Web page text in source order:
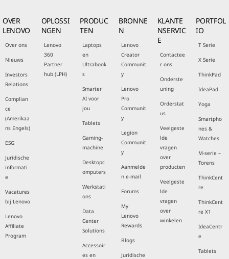
OVER
LENOVO
Over ons
Nieuws
Investors
Relations
Complian
ce
(Amerikaa
ns Engels)
ESG
Juridische
informati
e
Vacatures
bij Lenovo
Lenovo
Affiliate
Program
OPLOSSI
NGEN
Lenovo
360
Partner
hub (LPH)
PRODUC
TEN
Laptops
en
Ultrabook
s
Smarter
AI voor
jou
Tablets
Gaming-
machine
Desktopc
omputers
Werkstati
ons
Data
Center
Solutions
Accessoir
es en
BRONNE
N
Lenovo
Creator
Communit
y
Lenovo
Pro
Communit
y
Legion
Communit
y
Aanmelde
n e-mail
Forums
My
Lenovo
Rewards
Blogs
Juridische
KLANTE
NSERVIC
E
Contactee
r ons
Onderste
uning
Orderstat
us
Veelgeste
lde
vragen
over
producten
Veelgeste
lde
vragen
over
winkelen
PORTFOL
IO
T Serie
X Serie
ThinkPad
IdeaPad
Yoga
Smartpho
nes &
Watches
M-serie –
Torens
ThinkCent
re
ThinkCent
re X1
IdeaCentr
e
Tablets